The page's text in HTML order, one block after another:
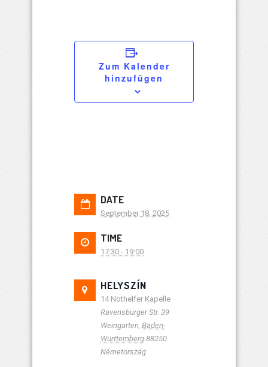
Zum Kalender
hinzufügen
DATE
September 18, 2025
TIME
17:30 - 19:00
HELYSZÍN
14 Nothelfer Kapelle
Ravensburger Str. 39
Weingarten, Baden-
Württemberg 88250
Németország